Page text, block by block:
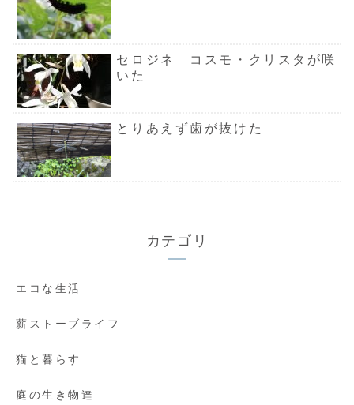
セロジネ コスモ・クリスタが咲
いた
とりあえず歯が抜けた
カテゴリ
エコな生活
薪ストーブライフ
猫と暮らす
庭の生き物達